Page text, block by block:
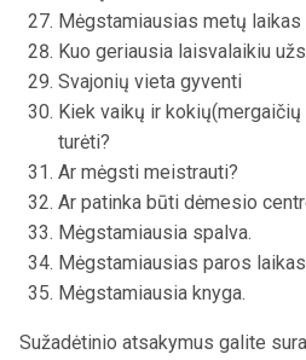
Mėgstamiausias metų laikas
Kuo geriausia laisvalaikiu
Svajonių vieta gyventi
Kiek vaikų ir
turėti?
Ar mėgsti meistrauti?
Ar patinka būti dėmesio
Mėgstamiausia spalva.
Mėgstamiausias paros
Mėgstamiausia knyga.
Sužadėtinio atsakymus galite